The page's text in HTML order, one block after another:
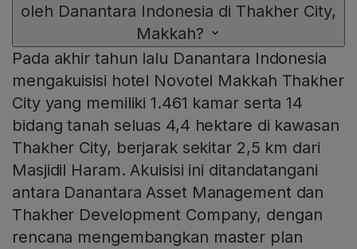
oleh Danantara Indonesia di Thakher City,
Makkah?
Pada akhir tahun lalu Danantara Indonesia
mengakuisisi hotel Novotel Makkah Thakher
City yang memiliki 1.461 kamar serta 14
bidang tanah seluas 4,4 hektare di kawasan
Thakher City, berjarak sekitar 2,5 km dari
Masjidil Haram. Akuisisi ini ditandatangani
antara Danantara Asset Management dan
Thakher Development Company, dengan
rencana mengembangkan master plan